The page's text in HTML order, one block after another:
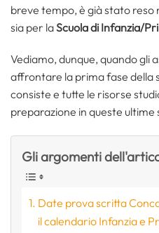
breve tempo, è già stato reso
sia per laScuola di Infanzia/
Vediamo, dunque, quando gli
affrontare la prima fase della
consiste e tutte le risorse
preparazione in queste ultime
Gli argomenti
Date prova scritta
il calendario Infanzia e